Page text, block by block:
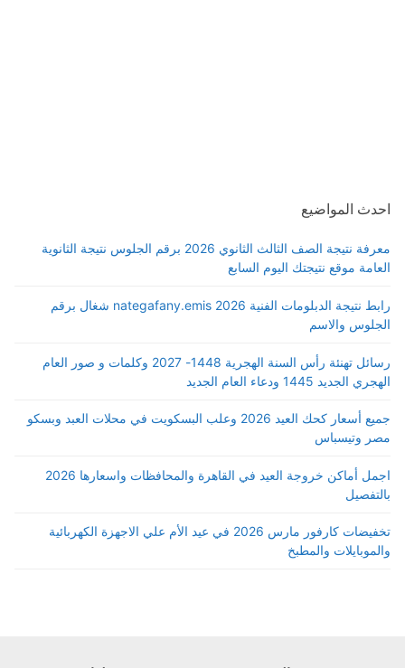
احدث المواضيع
معرفة نتيجة الصف الثالث الثانوي 2026 برقم الجلوس نتيجة الثانوية
العامة موقع نتيجتك اليوم السابع
رابط نتيجة الدبلومات الفنية 2026 nategafany.emis شغال برقم
الجلوس والاسم
رسائل تهنئة رأس السنة الهجرية 1448- 2027 وكلمات و صور العام
الهجري الجديد 1445 ودعاء العام الجديد
جميع أسعار كحك العيد 2026 وعلب البسكويت في محلات العبد وبسكو
مصر وتيسباس
اجمل أماكن خروجة العيد في القاهرة والمحافظات واسعارها 2026
بالتفصيل
تخفيضات كارفور مارس 2026 في عيد الأم علي الاجهزة الكهربائية
والموبايلات والمطبخ